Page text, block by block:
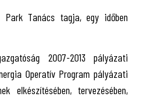
Tanács tagja, egy időben
2007-2013 pályázati
Operatív Program pályázati
elkészítésében, tervezésében,